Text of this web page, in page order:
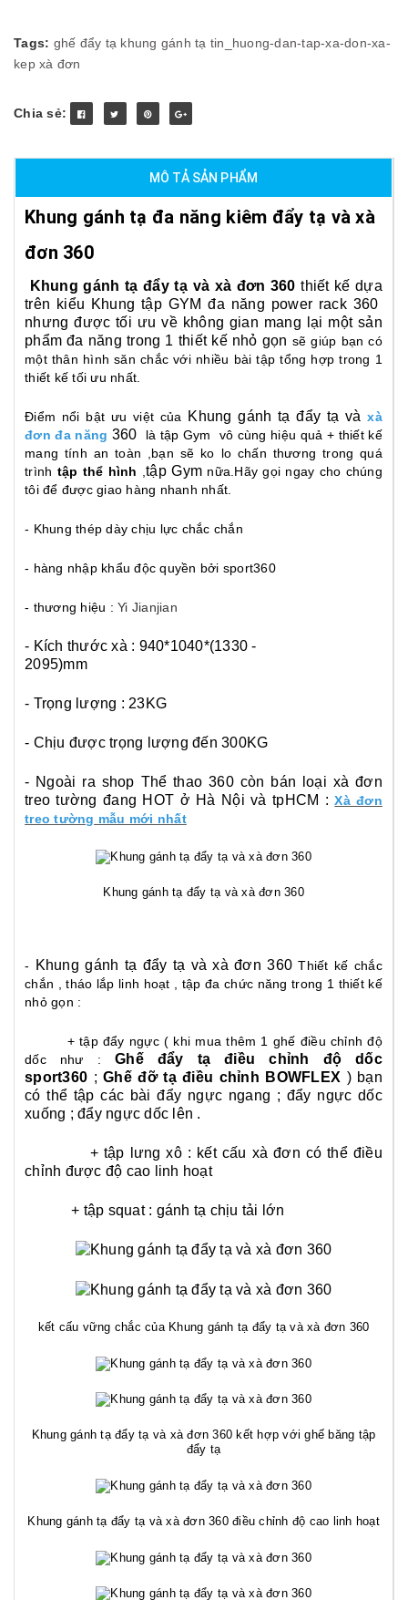
Tags: ghế đẩy tạ khung gánh tạ tin_huong-dan-tap-xa-don-xa-
kep xà đơn
Chia sẻ:
MÔ TẢ SẢN PHẨM
Khung gánh tạ đa năng kiêm đẩy tạ và xà
đơn 360
Khung gánh tạ đẩy tạ và xà đơn 360 thiết kế dựa
trên kiểu Khung tập GYM đa năng power rack 360
nhưng được tối ưu về không gian mang lại một sản
phẩm đa năng trong 1 thiết kế nhỏ gọn sẽ giúp bạn có
một thân hình săn chắc với nhiều bài tập tổng hợp trong 1
thiết kế tối ưu nhất.
Điểm nổi bật ưu việt của Khung gánh tạ đẩy tạ vàxà
đơn đa năng 360
là tập Gym vô cùng hiệu quả + thiết kế
mang tính an toàn ,bạn sẽ ko lo chấn thương trong quá
trình tập thể hình ,tập Gym nữa.Hãy gọi ngay cho chúng
tôi để được giao hàng nhanh nhất.
- Khung thép dày chịu lực chắc chắn
- hàng nhập khẩu độc quyền bởi sport360
- thương hiệu :Yi Jianjian
- Kích thước xà : 940*1040*(1330 -
2095)mm
- Trọng lượng : 23KG
- Chịu được trọng lượng đến 300KG
- Ngoài ra shop Thể thao 360 còn bán loại xà đơn
treo tường đang HOT ở Hà Nội và tpHCM :Xà đơn
treo tường mẫu mới nhất
Khung gánh tạ đẩy tạ và xà đơn 360
- Khung gánh tạ đẩy tạ và xà đơn 360 Thiết kế chắc
chắn , tháo lắp linh hoạt , tập đa chức năng trong 1 thiết kế
nhỏ gọn :
+ tập đẩy ngực ( khi mua thêm 1 ghế điều chỉnh độ
dốc như :Ghế đẩy tạ điều chỉnh độ dốc
sport360 ;Ghế đỡ tạ điều chỉnh BOWFLEX ) bạn
có thể tập các bài đẩy ngực ngang ; đẩy ngực dốc
xuống ; đẩy ngực dốc lên .
+ tập lưng xô : kết cấu xà đơn có thể điều
chỉnh được độ cao linh hoạt
+ tập squat : gánh tạ chịu tải lớn
kết cấu vững chắc của Khung gánh tạ đẩy tạ và xà đơn 360
Khung gánh tạ đẩy tạ và xà đơn 360 kết hợp với ghế băng tập
đẩy tạ
Khung gánh tạ đẩy tạ và xà đơn 360 điều chỉnh độ cao linh hoạt